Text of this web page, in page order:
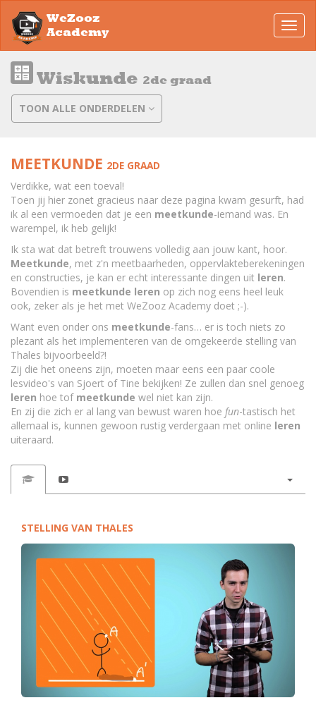
WeZooz
Academy
Wiskunde 2de graad
TOON ALLE ONDERDELEN
MEETKUNDE 2DE GRAAD
Verdikke, wat een toeval!
Toen jij hier zonet gracieus naar deze pagina kwam gesurft, had
ik al een vermoeden dat je een meetkunde-iemand was. En
warempel, ik heb gelijk!
Ik sta wat dat betreft trouwens volledig aan jouw kant, hoor.
Meetkunde, met z'n meetbaarheden, oppervlakteberekeningen
en constructies, je kan er echt interessante dingen uit leren.
Bovendien is meetkunde leren op zich nog eens heel leuk
ook, zeker als je het met WeZooz Academy doet ;-).
Want even onder ons meetkunde-fans… er is toch niets zo
plezant als het implementeren van de omgekeerde stelling van
Thales bijvoorbeeld?!
Zij die het oneens zijn, moeten maar eens een paar coole
lesvideo's van Sjoert of Tine bekijken! Ze zullen dan snel genoeg
leren hoe tof meetkunde wel niet kan zijn.
En zij die zich er al lang van bewust waren hoe fun-tastisch het
allemaal is, kunnen gewoon rustig verdergaan met online leren
uiteraard.
STELLING VAN THALES